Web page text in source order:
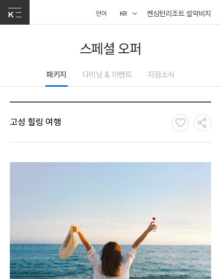
언어 KR 켄싱턴리조트 설악비치
스페셜 오퍼
패키지 다이닝 & 이벤트 지점소식
고성 힐링 여행